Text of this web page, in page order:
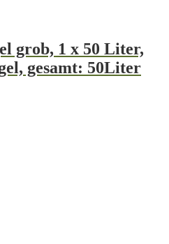
grob, 1 x 50 Liter,
gesamt: 50Liter